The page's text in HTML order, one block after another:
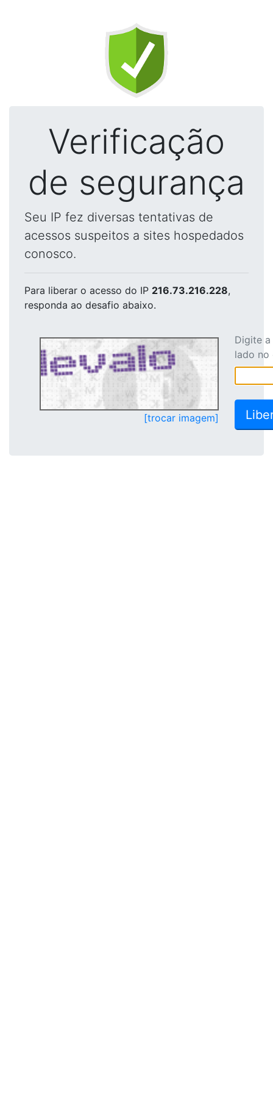
Verificação
de segurança
Seu IP fez diversas tentativas de
acessos suspeitos a sites hospedados
conosco.
Para liberar o acesso do IP 216.73.216.228,
responda ao desafio abaixo.
[trocar imagem]
Digite
lado no